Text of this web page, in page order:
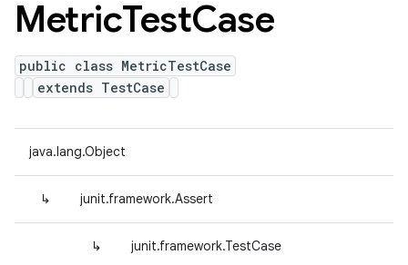
MetricTestCase
public class MetricTestCase
extends TestCase
java.lang.Object
↳ junit.framework.Assert
↳ junit.framework.TestCase